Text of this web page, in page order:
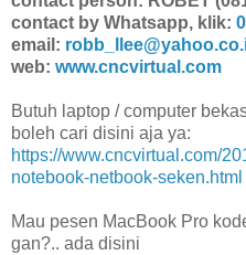
contact by Whatsapp, klik:
email:
web: www.cncvirtual.com
Butuh laptop / computer
boleh cari disini aja ya:
https://www.cncvirtual.com/
notebook-netbook-seken.html
Mau pesen MacBook Pro
gan?.. ada disini